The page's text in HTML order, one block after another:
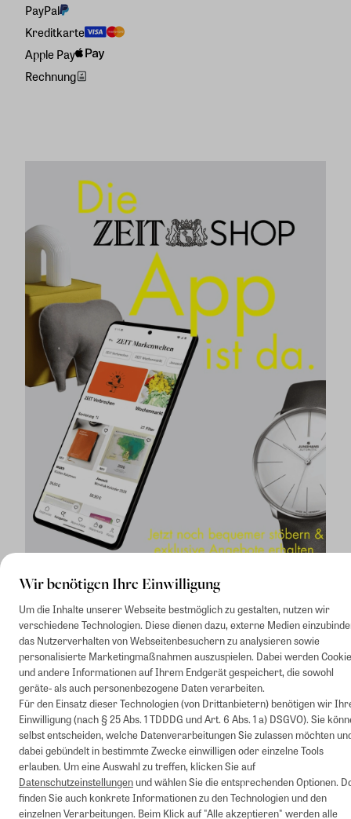
Wir benötigen Ihre Einwilligung
Um die Inhalte unserer Webseite bestmöglich zu gestalten, nutzen wir
verschiedene Technologien. Diese dienen dazu, externe Medien
das Nutzerverhalten von Webseitenbesuchern zu analysieren sowie
personalisierte Marketingmaßnahmen auszuspielen. Dabei werden
und andere Informationen auf Ihrem Endgerät gespeichert, die sowohl
geräte- als auch personenbezogene Daten verarbeiten.
Für den Einsatz dieser Technologien (von Drittanbietern) benötigen wir
Einwilligung (nach § 25 Abs. 1 TDDDG und Art. 6 Abs. 1 a) DSGVO). Sie
selbst entscheiden, welche Datenverarbeitungen Sie zulassen möchten
dabei gebündelt in bestimmte Zwecke einwilligen oder einzelne Tools
erlauben. Um eine Auswahl zu treffen, klicken Sie auf
Datenschutzeinstellungenund wählen Sie die entsprechenden Optionen.
finden Sie auch konkrete Informationen zu den Technologien und den
einzelnen Verarbeitungen. Beim Klick auf "Alle akzeptieren" werden alle
PayPal
Kreditkarte
Apple Pay
Rechnung
Mindestbestellwert von 50€. Nicht anwendbar auf Produkte, die der
Buchpreisbindung unterliegen, ZEIT-Akademie, e-Books. Keine
Barauszahlung möglich. Nicht mit weiteren Gutscheinen/Rabatten
kombinierbar.
Briefsendungen sind vom kostenlosen Rückversand ausgeschlossen.
Weitere Informationen zu Rücksendungen finden Sie hier
Alle Preise inkl. gesetzl. MwSt. zzgl. Versandkosten